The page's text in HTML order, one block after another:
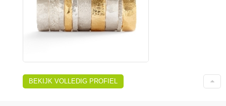
BEKIJK VOLLEDIG PROFIEL